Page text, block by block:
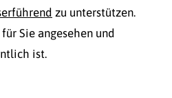
zu unterstützen.
Sie angesehen und
ist.